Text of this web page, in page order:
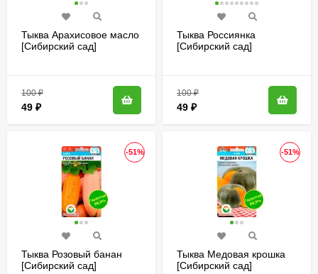
Тыква Арахисовое масло
[Сибирский сад]
100₽
49 ₽
Тыква Россиянка
[Сибирский сад]
100₽
49 ₽
-51%
Тыква Розовый банан
[Сибирский сад]
-51%
Тыква Медовая крошка
[Сибирский сад]